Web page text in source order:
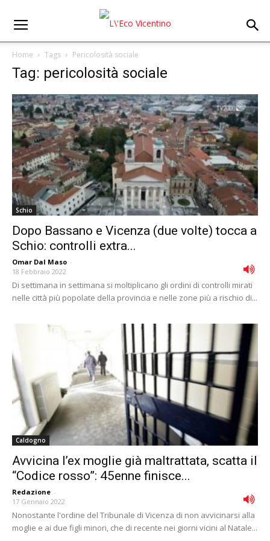
Home Tags Pericolosità sociale
Tag: pericolosità sociale
Schio
Dopo Bassano e Vicenza (due volte) tocca a
Schio: controlli extra...
Omar Dal Maso -
18 Febbraio 2022
Di settimana in settimana si moltiplicano gli ordini di controlli mirati
nelle città più popolate della provincia e nelle zone più a rischio di...
Caldogno
Avvicina l’ex moglie già maltrattata, scatta il
“Codice rosso”: 45enne finisce...
Redazione -
17 Gennaio 2022
Nonostante l'ordine del Tribunale di Vicenza di non avvicinarsi alla
moglie e ai due figli minori, che di recente nei giorni vicini al Natale...